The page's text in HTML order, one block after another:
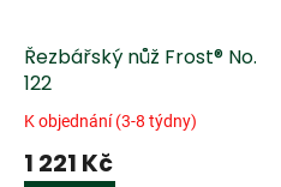
Řezbářský nůž Frost® No.
122
K objednání (3-8 týdny)
1 221 Kč